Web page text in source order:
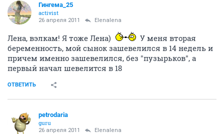
Гингема_25
activist
26 апреля 2011 Elenalena
Лена, вэлкам! Я тоже Лена)
У меня вторая
беременность, мой сынок зашевелился в 14 недель и
причем именно зашевелился, без "пузырьков", а
первый начал шевелится в 18
ОТВЕТИТЬ
petrodaria
guru
26 апреля 2011 Elenalena